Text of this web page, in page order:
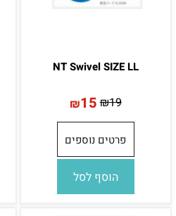
NT Swivel SIZE LL
₪19
₪15
פרטים נוספים
הוסף לסל